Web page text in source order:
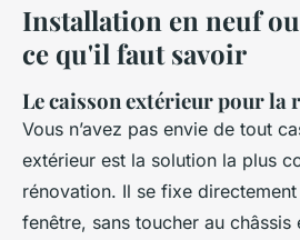
Installation en neuf
ce qu'il faut savoir
Le caisson extérieur pour la
Vous n’avez pas envie de tout
extérieur est la solution la plus
rénovation. Il se fixe directement
fenêtre, sans toucher au châssis